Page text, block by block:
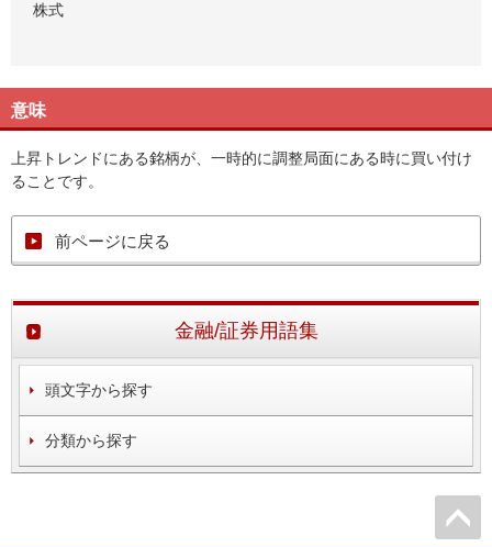
株式
意味
上昇トレンドにある銘柄が、一時的に調整局面にある時に買い付け
ることです。
前ページに戻る
金融/証券用語集
頭文字から探す
分類から探す